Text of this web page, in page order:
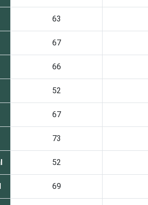
63
67
66
52
67
73
52
69